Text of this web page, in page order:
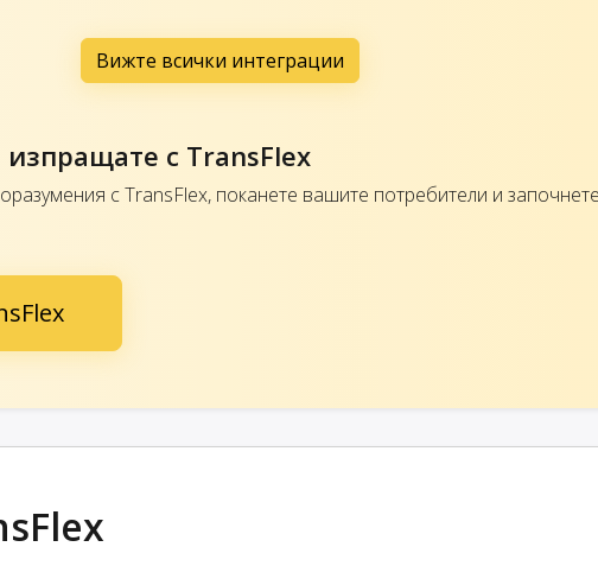
Вижте всички интеграции
с TransFlex
с TransFlex, поканете вашите потребители и